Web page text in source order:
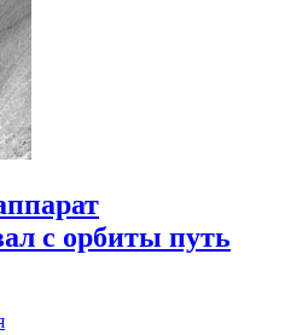
с орбиты путь